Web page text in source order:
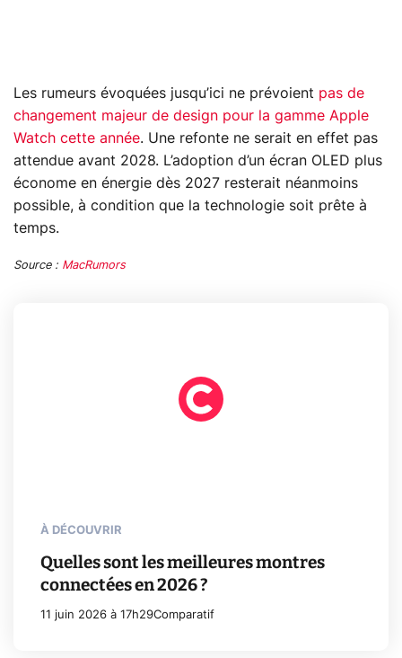
Les rumeurs évoquées jusqu’ici ne prévoient pas de
changement majeur de design pour la gamme Apple
Watch cette année. Une refonte ne serait en effet pas
attendue avant 2028. L’adoption d’un écran OLED plus
économe en énergie dès 2027 resterait néanmoins
possible, à condition que la technologie soit prête à
temps.
Source : MacRumors
À DÉCOUVRIR
Quelles sont les meilleures montres
connectées en 2026 ?
11 juin 2026 à 17h29Comparatif